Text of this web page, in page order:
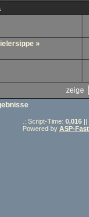
»
zeige
.: Script-Time: 0,016 ||
Powered by ASP-